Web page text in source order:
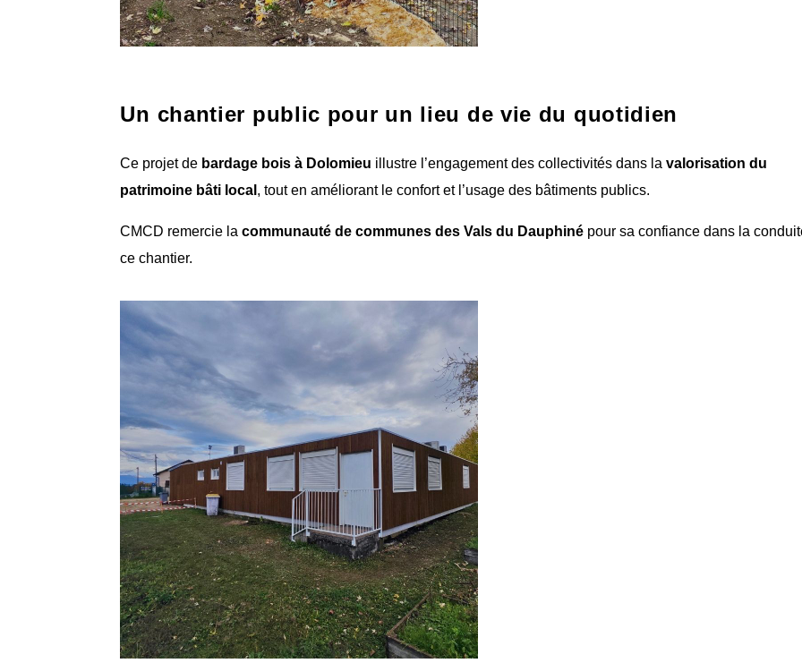
Un chantier public pour un lieu de vie du quotidien
Ce projet de bardage bois à Dolomieu illustre l’engagement des collectivités dans lavalorisation du
patrimoine bâti local , tout en améliorant le confort et l’usage des bâtiments publics.
CMCD remercie lacommunauté de communes des Vals du Dauphiné pour sa confiance dans la
ce chantier.